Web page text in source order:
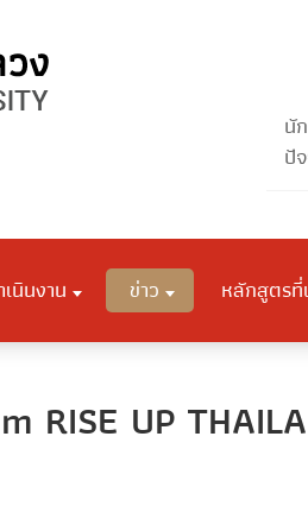
นั
ปั
นินงาน ข่าว หลักสูตรที่
RISE UP